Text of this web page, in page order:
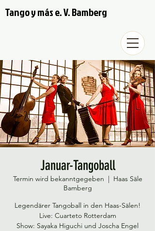
Tango y más e. V. Bamberg
Januar-Tangoball
Termin wird bekanntgegeben
  |
Haas Säle
Bamberg
Legendärer Tangoball in den Haas-Sälen!
Live: Cuarteto Rotterdam
Show: Sayaka Higuchi und Joscha Engel